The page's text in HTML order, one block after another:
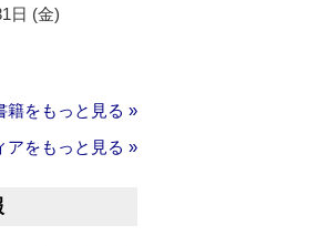
日 (金)
籍をもっと見る »
アをもっと見る »